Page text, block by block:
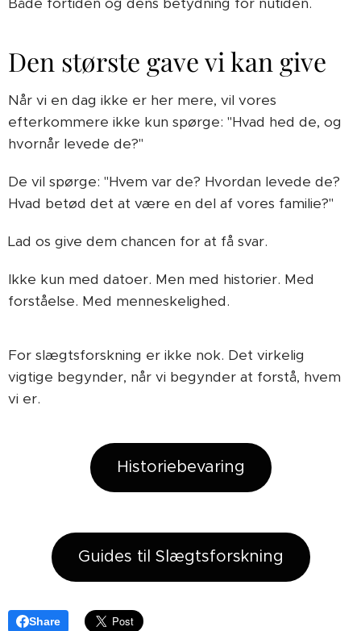
Den største gave vi kan give
Når vi en dag ikke er her mere, vil vores
efterkommere ikke kun spørge: "Hvad hed de, og
hvornår levede de?"
De vil spørge: "Hvem var de? Hvordan levede de?
Hvad betød det at være en del af vores familie?"
Lad os give dem chancen for at få svar.
Ikke kun med datoer. Men med historier. Med
forståelse. Med menneskelighed.
For slægtsforskning er ikke nok. Det virkelig
vigtige begynder, når vi begynder at forstå, hvem
vi er.
Historiebevaring
Guides til Slægtsforskning
Share